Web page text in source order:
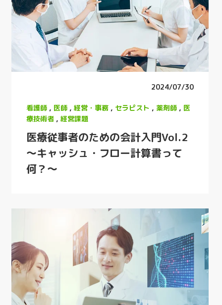
2024/07/30
看護師 , 医師 , 経営・事務 , セラピスト , 薬剤師 , 医
療技術者 , 経営課題
医療従事者のための会計入門Vol.2
～キャッシュ・フロー計算書って
何？～